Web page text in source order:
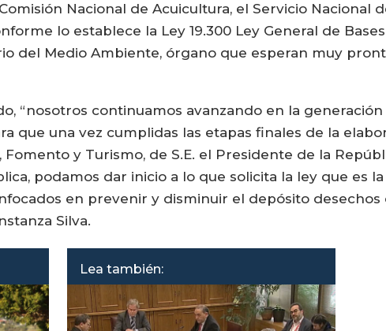
Nacional de Acuicultura, el Servicio Nacional
lo establece la Ley 19.300 Ley General de
del Medio Ambiente, órgano que esperan muy
“nosotros continuamos avanzando en la
que una vez cumplidas las etapas finales de la
y Turismo, de S.E. el Presidente de la
podamos dar inicio a lo que solicita la ley que es
en prevenir y disminuir el depósito desechos
Silva.
Lea también: